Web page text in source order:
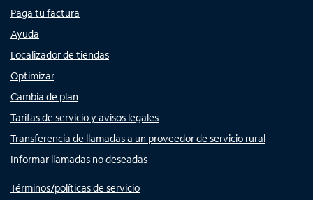
Paga tu factura
Ayuda
Localizador de tiendas
Optimizar
Cambia de plan
Tarifas de servicio y avisos legales
Transferencia de llamadas a un proveedor de servicio rural
Informar llamadas no deseadas
Términos/políticas de servicio